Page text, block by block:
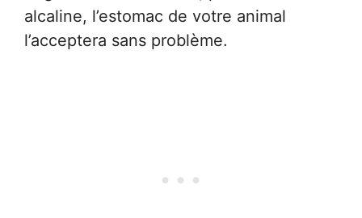
alcaline, l’estomac de votre animal
l’acceptera sans problème.